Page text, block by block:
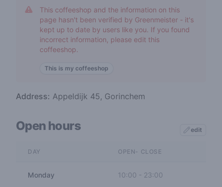
This coffeeshop and the information on this
page hasn't been verified by Greenmeister - it's
kept up to date by users like you. If you found
incorrect information, please edit this
coffeeshop.
This is my coffeeshop
Address: Appeldijk 45, Gorinchem
Open hours edit
DAY OPEN- CLOSE
Monday 10:00 - 23:00